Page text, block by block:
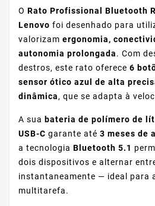
O Rato Profissional Bluetooth
Lenovo foi desenhado para
valorizam ergonomia,
autonomia prolongada. Com
destros, este rato oferece 6
sensor ótico azul de alta
dinâmica, que se adapta à
A sua bateria de polímero de
USB-C garante até 3 meses de
a tecnologia Bluetooth 5.1
dois dispositivos e alternar
instantaneamente — ideal para
multitarefa.